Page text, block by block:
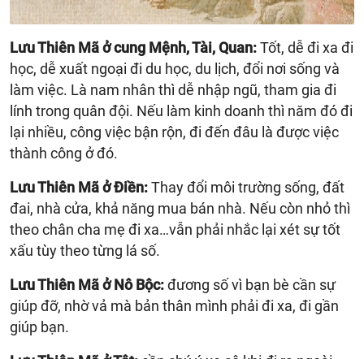
Lưu Thiên Mã ở cung Mệnh, Tài, Quan:Tốt, dễ đi xa đi
học, dễ xuất ngoại đi du học, du lịch, đổi nơi sống và
làm việc. Là nam nhân thì dễ nhập ngũ, tham gia đi
lính trong quân đội. Nếu làm kinh doanh thì năm đó đi
lại nhiều, công việc bận rộn, đi đến đâu là được việc
thành công ở đó.
Lưu Thiên Mã ở Điền:Thay đổi môi trường sống, đất
đai, nhà cửa, khả năng mua bán nhà. Nếu còn nhỏ thì
theo chân cha mẹ đi xa…vẫn phải nhắc lại xét sự tốt
xấu tùy theo từng lá số.
Lưu Thiên Mã ở Nô Bộc:đương số vì bạn bè cần sự
giúp đỡ, nhờ vả mà bản thân mình phải đi xa, đi gần
giúp bạn.